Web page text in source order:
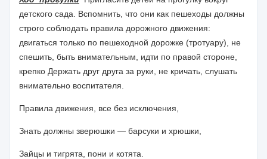
детского сада. Вспомнить, что они как пешеходы должны
строго соблюдать правила дорожного движения:
двигаться только по пешеходной дорожке (тротуару), не
спешить, быть внимательным, идти по правой стороне,
крепко Держать друг друга за руки, не кричать, слушать
внимательно воспитателя.
Правила движения, все без исключения,
Знать должны зверюшки — барсуки и хрюшки,
Зайцы и тигрята, пони и котята.